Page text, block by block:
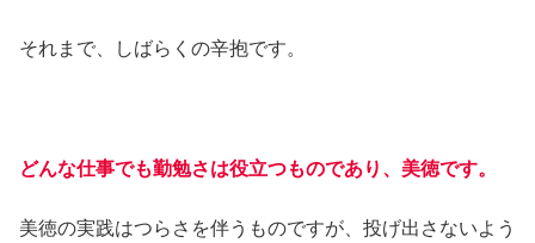
それまで、しばらくの辛抱です。
どんな仕事でも勤勉さは役立つものであり、美徳です。
美徳の実践はつらさを伴うものですが、投げ出さないよう